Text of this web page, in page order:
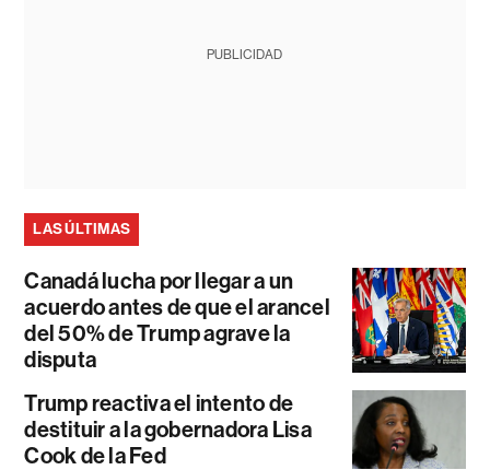
PUBLICIDAD
LAS ÚLTIMAS
Canadá lucha por llegar a un
acuerdo antes de que el arancel
del 50% de Trump agrave la
disputa
Trump reactiva el intento de
destituir a la gobernadora Lisa
Cook de la Fed